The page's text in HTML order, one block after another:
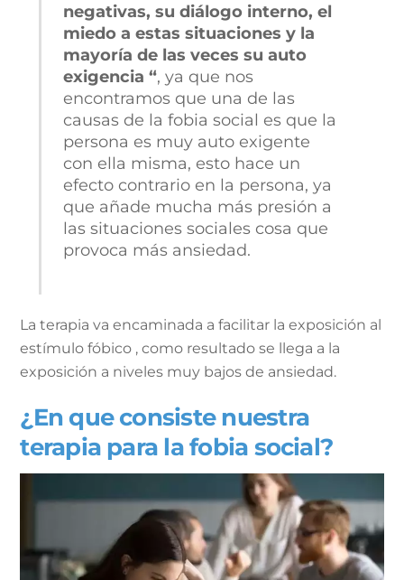
negativas, su diálogo interno, el
miedo a estas situaciones y la
mayoría de las veces su auto
exigencia “, ya que nos
encontramos que una de las
causas de la fobia social es que la
persona es muy auto exigente
con ella misma, esto hace un
efecto contrario en la persona, ya
que añade mucha más presión a
las situaciones sociales cosa que
provoca más ansiedad.
La terapia va encaminada a facilitar la exposición al
estímulo fóbico , como resultado se llega a la
exposición a niveles muy bajos de ansiedad.
¿En que consiste nuestra
terapia para la fobia social?